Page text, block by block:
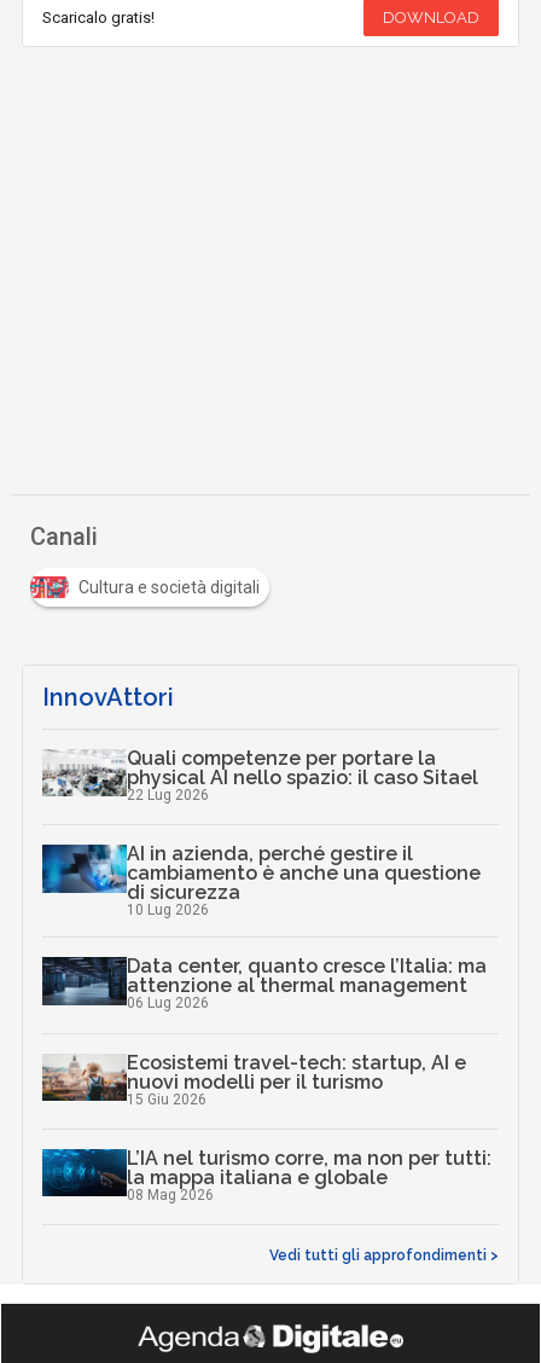
Scaricalo gratis! DOWNLOAD
Canali
Cultura e società digitali
InnovAttori
Quali competenze per portare la
physical AI nello spazio: il caso Sitael
22 Lug 2026
AI in azienda, perché gestire il
cambiamento è anche una questione
di sicurezza
10 Lug 2026
Data center, quanto cresce l’Italia: ma
attenzione al thermal management
06 Lug 2026
Ecosistemi travel-tech: startup, AI e
nuovi modelli per il turismo
15 Giu 2026
L’IA nel turismo corre, ma non per tutti:
la mappa italiana e globale
08 Mag 2026
Vedi tutti gli approfondimenti >